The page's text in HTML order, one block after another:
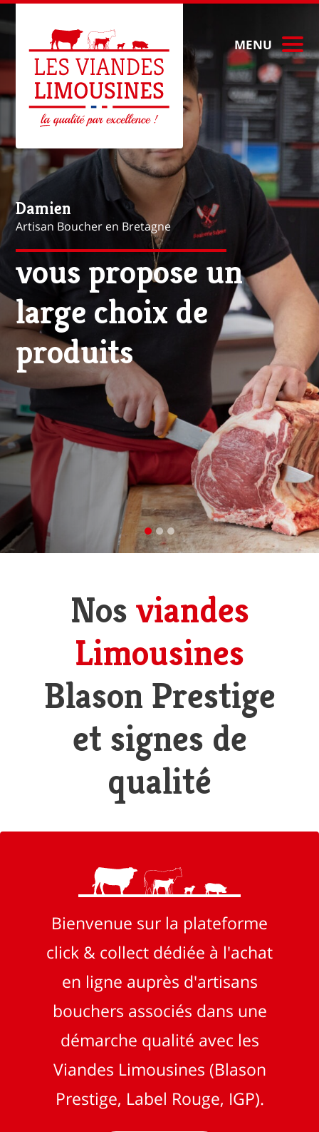
MENU
Mathieu
Artisan Boucher à Paris
vous propose une
viande d'excellence
Nos viandes
Limousines
Blason Prestige
et signes de
qualité
Bienvenue sur la plateforme
click & collect dédiée à l'achat
en ligne auprès d'artisans
bouchers associés dans une
démarche qualité avec les
Viandes Limousines (Blason
Prestige, Label Rouge, IGP).